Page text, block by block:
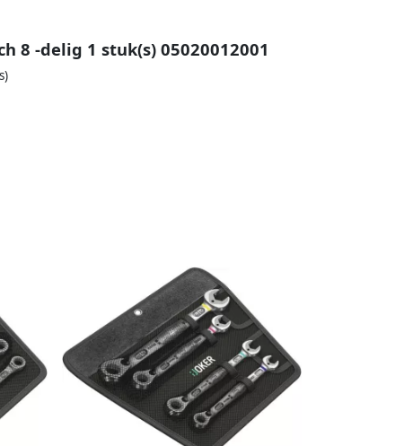
8 -delig 1 stuk(s) 05020012001